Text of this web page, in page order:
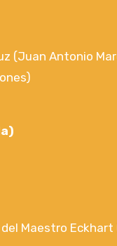
(Juan Antonio
Maestro Eckhart